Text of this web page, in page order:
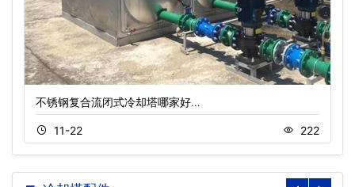
不锈钢复合流闭式冷却塔哪家好…
11-22 222